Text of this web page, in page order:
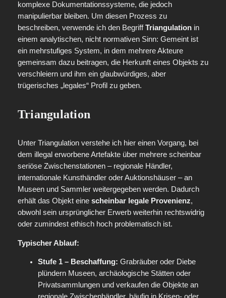
komplexe Dokumentationssysteme, die jedoch
manipulierbar bleiben. Um diesen Prozess zu
beschreiben, verwende ich den BegriffTriangulationin
einem analytischen, nicht normativen Sinn: Gemeint ist
ein mehrstufiges System, in dem mehrere Akteure
gemeinsam dazu beitragen, die Herkunft eines Objekts zu
verschleiern und ihm ein glaubwürdiges, aber
trügerisches „legales“ Profil zu geben.
Triangulation
Unter Triangulation verstehe ich hier einen Vorgang, bei
dem illegal erworbene Artefakte über mehrere scheinbar
seriöse Zwischenstationen – regionale Händler,
internationale Kunsthändler oder Auktionshäuser – an
Museen und Sammler weitergegeben werden. Dadurch
erhält das Objekt eine scheinbar legale Provenienz,
obwohl sein ursprünglicher Erwerb weiterhin rechtswidrig
oder zumindest ethisch hoch problematisch ist.
Typischer Ablauf:
Stufe 1 – Beschaffung: Grabräuber oder Diebe
plündern Museen, archäologische Stätten oder
Privatsammlungen und verkaufen die Objekte an